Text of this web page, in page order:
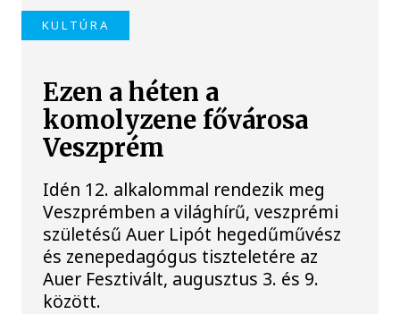
KULTÚRA
Ezen a héten a
komolyzene fővárosa
Veszprém
Idén 12. alkalommal rendezik meg
Veszprémben a világhírű, veszprémi
születésű Auer Lipót hegedűművész
és zenepedagógus tiszteletére az
Auer Fesztivált, augusztus 3. és 9.
között.